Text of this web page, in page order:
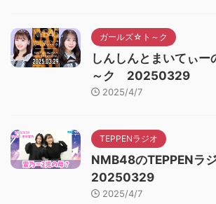
ガールズ☆ト～ク
しんしんとまいてぃ
～ク 20250329
2025/4/7
TEPPENラジオ
NMB48のTEPPENラ
20250329
2025/4/7